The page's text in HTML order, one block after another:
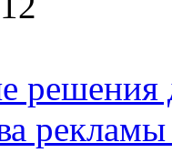
решения
рекламы